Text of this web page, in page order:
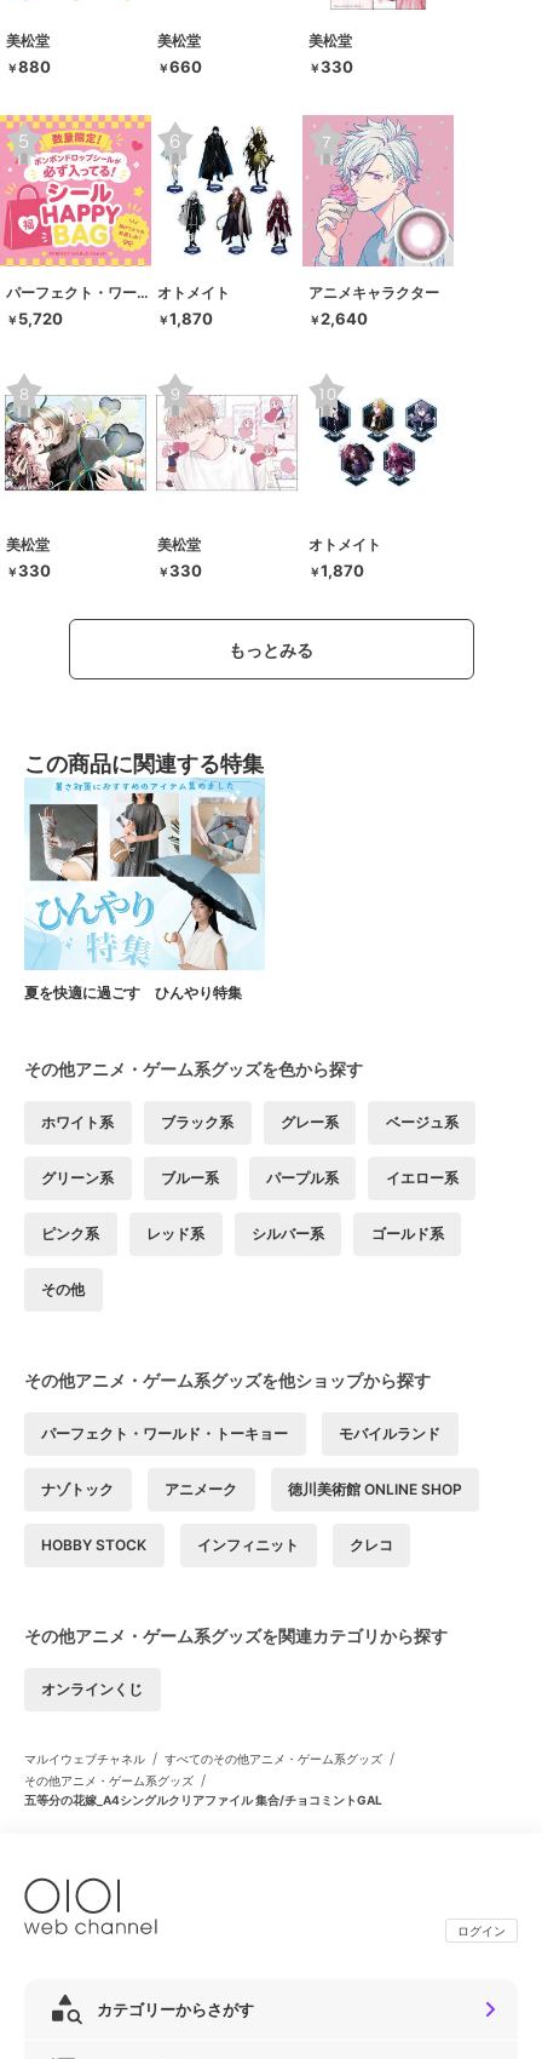
美松堂
￥880
美松堂
￥660
美松堂
￥330
パーフェクト・ワールド・トーキョー
￥ 5,720
オトメイト
￥1,870
アニメキャラクター
￥2,640
美松堂
￥330
美松堂
￥330
オトメイト
￥1,870
もっとみる
この商品に関連する特集
夏を快適に過ごす ひんやり特集
その他アニメ・ゲーム系グッズを色から探す
ホワイト系 ブラック系 グレー系 ベージュ系
グリーン系 ブルー系 パープル系 イエロー系
ピンク系 レッド系 シルバー系 ゴールド系
その他
その他アニメ・ゲーム系グッズを他ショップから探す
パーフェクト・ワールド・トーキョー モバイルランド
ナゾトック アニメーク 徳川美術館 ONLINE SHOP
HOBBY STOCK インフィニット クレコ
その他アニメ・ゲーム系グッズを関連カテゴリから探す
オンラインくじ
マルイウェブチャネル / すべてのその他アニメ・ゲーム系グッズ /
その他アニメ・ゲーム系グッズ /
五等分の花嫁_A4シングルクリアファイル 集合/チョコミントGAL
ログイン
カテゴリーからさがす